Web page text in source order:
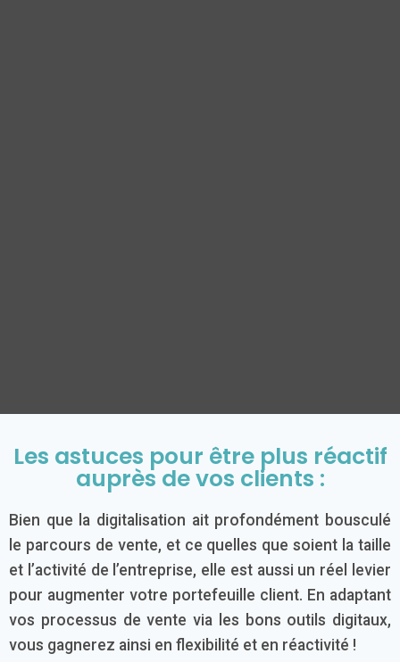
Les astuces pour être plus réactif
auprès de vos clients :
Bien que la digitalisation ait profondément bousculé
le parcours de vente, et ce quelles que soient la taille
et l’activité de l’entreprise, elle est aussi un réel levier
pour augmenter votre portefeuille client. En adaptant
vos processus de vente via les bons outils digitaux,
vous gagnerez ainsi en flexibilité et en réactivité !